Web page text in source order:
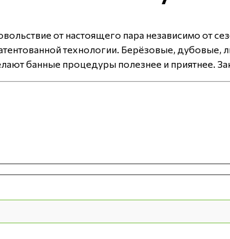
от настоящего пара независимо
технологии. Берёзовые,
банные процедуры полезнее и приятнее.